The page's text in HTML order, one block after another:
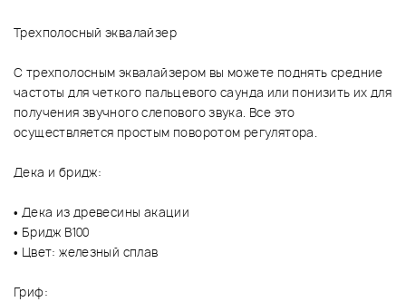
Трехполосный эквалайзер
С трехполосным эквалайзером вы можете поднять средние
частоты для четкого пальцевого саунда или понизить их для
получения звучного слепового звука. Все это
осуществляется простым поворотом регулятора.
Дека и бридж:
• Дека из древесины акации
• Бридж B100
• Цвет: железный сплав
Гриф: